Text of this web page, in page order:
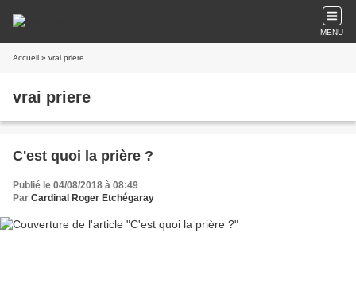
MENU
Accueil » vrai priere
vrai priere
C'est quoi la prière ?
Publié le 04/08/2018 à 08:49
Par Cardinal Roger Etchégaray